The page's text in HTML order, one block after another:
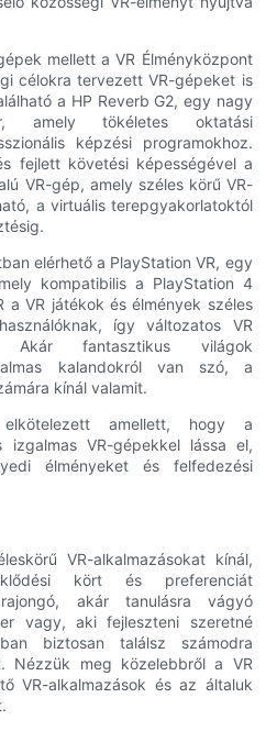
mellett a VR Élményközpont
célokra tervezett VR-gépeket is
a HP Reverb G2, egy nagy
amely tökéletes oktatási
képzési programokhoz.
fejlett követési képességével a
VR-gép, amely széles körű VR-
a virtuális terepgyakorlatoktól
elérhető a PlayStation VR, egy
kompatibilis a PlayStation 4
a VR játékok és élmények széles
így változatos VR
Akár fantasztikus világok
kalandokról van szó, a
kínál valamit.
amellett, hogy a
izgalmas VR-gépekkel lássa el,
élményeket és felfedezési
VR-alkalmazásokat kínál,
kört és preferenciát
akár tanulásra vágyó
vagy, aki fejleszteni szeretné
biztosan találsz számodra
Nézzük meg közelebbről a VR
VR-alkalmazások és az általuk